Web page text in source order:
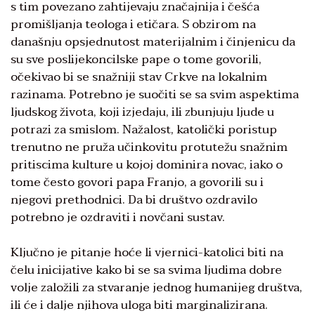
s tim povezano zahtijevaju značajnija i češća
promišljanja teologa i etičara. S obzirom na
današnju opsjednutost materijalnim i činjenicu da
su sve poslijekoncilske pape o tome govorili,
očekivao bi se snažniji stav Crkve na lokalnim
razinama. Potrebno je suočiti se sa svim aspektima
ljudskog života, koji izjedaju, ili zbunjuju ljude u
potrazi za smislom. Nažalost, katolički poristup
trenutno ne pruža učinkovitu protutežu snažnim
pritiscima kulture u kojoj dominira novac, iako o
tome često govori papa Franjo, a govorili su i
njegovi prethodnici. Da bi društvo ozdravilo
potrebno je ozdraviti i novčani sustav.
Ključno je pitanje hoće li vjernici-katolici biti na
čelu inicijative kako bi se sa svima ljudima dobre
volje založili za stvaranje jednog humanijeg društva,
ili će i dalje njihova uloga biti marginalizirana.